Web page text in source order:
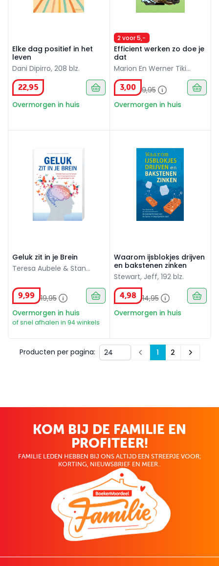
Elke dag positief in het
leven
Dani Dipirro, 208 blz.
22,95
Overmorgen in huis
2 voor 5,-
Efficient werken zo doe je
dat
Marion En Werner Tiki
Kustenmacher, 117 blz.
3,00 9,95
Overmorgen in huis
Geluk zit in je Brein
Teresa Aubele & Stan
9,99 19,95
Overmorgen in huis
of snel afhalen in 94 winkels
Waarom ijsblokjes drijven
en bakstenen zinken
Stewart, Jeff, 192 blz.
4,98 14,95
Overmorgen in huis
Producten per pagina: Prev 1 2 Next
KOM BIJ DE FAMILIE EN
PROFITEER!
FAMILIE LEDEN HEBBEN BIJ ONS ALTIJD EEN STREEPJE VOOR;
KORTING, NIEUWSBRIEF EN MEER..